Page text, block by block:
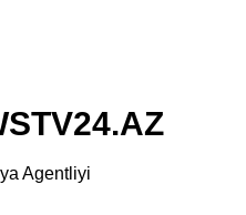
Agentliyi